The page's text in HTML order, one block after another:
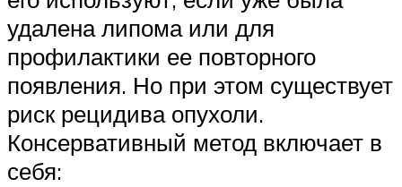
удалена липома или для
профилактики ее повторного
появления. Но при этом существует
риск рецидива опухоли.
Консервативный метод включает в
себя: